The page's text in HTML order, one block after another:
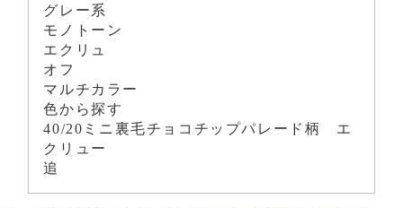
グレー系
モノトーン
エクリュ
オフ
マルチカラー
色から探す
40/20ミニ裏毛チョコチップパレード柄 エ
クリュー
追